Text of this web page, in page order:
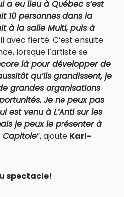
a eu lieu à Québec s’est
10 personnes dans la
à la salle Multi, puis à
avec fierté. C’est ensuite
lorsque l’artiste se
là pour développer de
qu’ils grandissent, je
grandes organisations
Je ne peux pas
est venu à L’Anti sur les
je peux le présenter à
Capitole”, ajoute Karl-
spectacle!